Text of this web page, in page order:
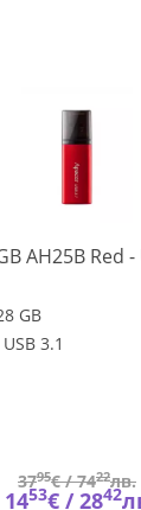
AH25B Red -
GB
USB 3.1
3795€ /7422лв.
1453€ /2842